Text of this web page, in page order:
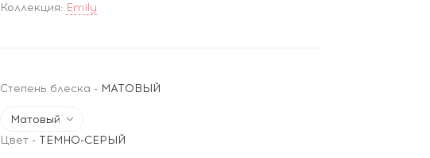
Коллекция: Emily
Степень блеска - МАТОВЫЙ
Матовый
Цвет - ТЕМНО-СЕРЫЙ